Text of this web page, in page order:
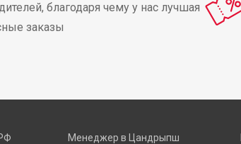
благодаря чему у нас лучшая
заказы
Менеджер в Цандрыпш